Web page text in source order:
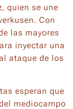
, quien se une
Con
las mayores
inyectar una
ataque de los
esperan que
mediocampo